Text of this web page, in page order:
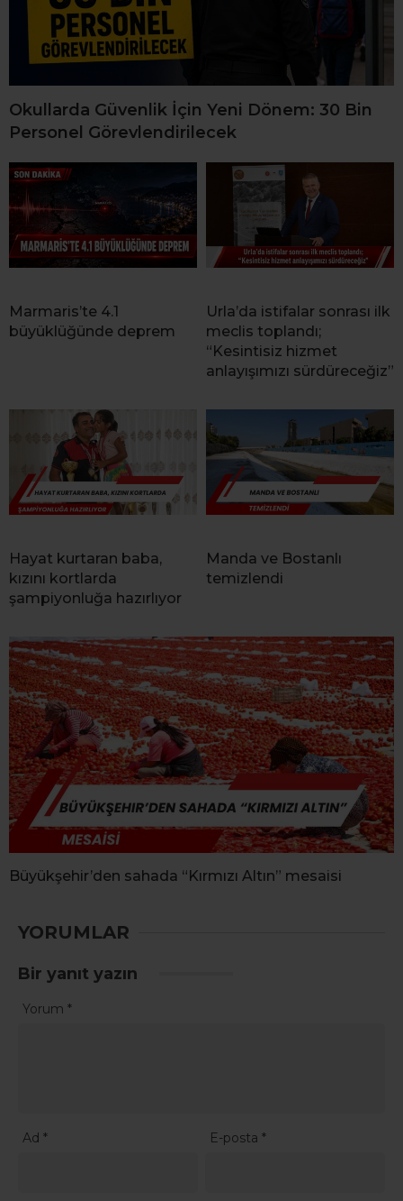
Okullarda Güvenlik İçin Yeni Dönem: 30 Bin
Personel Görevlendirilecek
Marmaris’te 4.1
büyüklüğünde deprem
Urla’da istifalar sonrası ilk
meclis toplandı;
“Kesintisiz hizmet
anlayışımızı sürdüreceğiz”
Hayat kurtaran baba,
kızını kortlarda
şampiyonluğa hazırlıyor
Manda ve Bostanlı
temizlendi
Büyükşehir’den sahada “Kırmızı Altın” mesaisi
YORUMLAR
Bir yanıt yazın
Yorum *
Ad * E-posta*